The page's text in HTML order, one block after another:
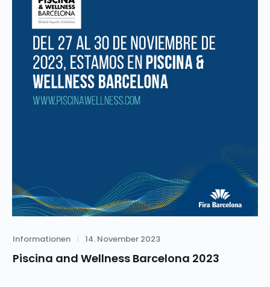
Category
Informationen
Posted
14. November 2023
Piscina and Wellness Barcelona 2023